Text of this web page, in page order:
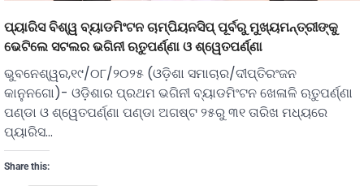
ପ୍ୟାରିସ ବିଶ୍ୱ ବ୍ୟାଡମିଂଟନ ଚାମ୍ପିୟନସିପ୍ ପୂର୍ବରୁ ମୁଖ୍ୟମନ୍ତ୍ରୀଙ୍କୁ
ଭେଟିଲେ ସଟଲର ଭଗିନୀ ଋତୁପର୍ଣ୍ଣା ଓ ଶ୍ୱେତପର୍ଣ୍ଣା
ଭୁବନେଶ୍ୱର,୧୯/୦୮/୨୦୨୫ (ଓଡ଼ିଶା ସମାଚାର/ଦୀପ୍ତିରଂଜନ
କାନୁନଗୋ)- ଓଡ଼ିଶାର ପ୍ରଥମ ଭଗିନୀ ବ୍ୟାଡମିଂଟନ ଖେଳାଳି ଋତୁପର୍ଣ୍ଣା
ପଣ୍ଡା ଓ ଶ୍ୱେତପର୍ଣ୍ଣା ପଣ୍ଡା ଅଗଷ୍ଟ ୨୫ରୁ ୩୧ ତାରିଖ ମଧ୍ୟରେ
ପ୍ୟାରିସ…
Share this: